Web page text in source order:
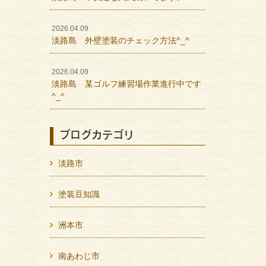
2026.04.09
淡路島 外壁塗装のチェック方法^_^
2026.04.09
淡路島 某ゴルフ練習場作業進行中です
^_^
ブログカテゴリ
淡路市
塗装豆知識
洲本市
南あわじ市